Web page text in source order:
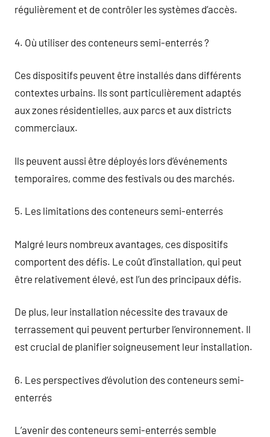
régulièrement et de contrôler les systèmes d’accès.
4. Où utiliser des conteneurs semi-enterrés ?
Ces dispositifs peuvent être installés dans différents
contextes urbains. Ils sont particulièrement adaptés
aux zones résidentielles, aux parcs et aux districts
commerciaux.
Ils peuvent aussi être déployés lors d’événements
temporaires, comme des festivals ou des marchés.
5. Les limitations des conteneurs semi-enterrés
Malgré leurs nombreux avantages, ces dispositifs
comportent des défis. Le coût d’installation, qui peut
être relativement élevé, est l’un des principaux défis.
De plus, leur installation nécessite des travaux de
terrassement qui peuvent perturber l’environnement. Il
est crucial de planifier soigneusement leur installation.
6. Les perspectives d’évolution des conteneurs semi-
enterrés
L’avenir des conteneurs semi-enterrés semble